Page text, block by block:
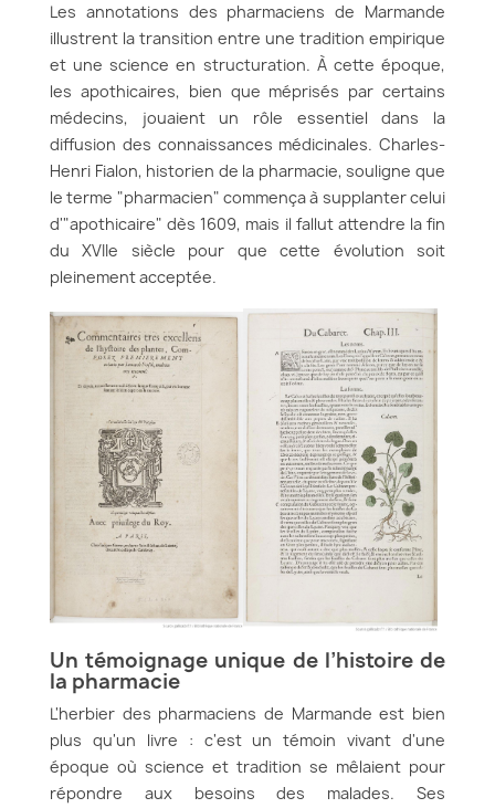
Les annotations des pharmaciens de Marmande
illustrent la transition entre une tradition empirique
et une science en structuration. À cette époque,
les apothicaires, bien que méprisés par certains
médecins, jouaient un rôle essentiel dans la
diffusion des connaissances médicinales. Charles-
Henri Fialon, historien de la pharmacie, souligne que
le terme "pharmacien" commença à supplanter celui
d'"apothicaire" dès 1609, mais il fallut attendre la fin
du XVIIe siècle pour que cette évolution soit
pleinement acceptée.
Un témoignage unique de l’histoire de
la pharmacie
L'herbier des pharmaciens de Marmande est bien
plus qu'un livre : c'est un témoin vivant d'une
époque où science et tradition se mêlaient pour
répondre aux besoins des malades. Ses